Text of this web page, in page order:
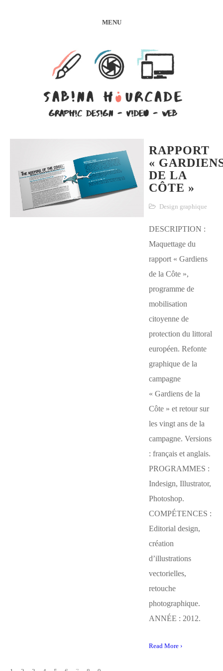
MENU
RAPPORT
«
DE LA
CÔTE »
Design graphique
DESCRIPTION :
Maquettage du
rapport « Gardiens
de la Côte »,
programme de
mobilisation
citoyenne de
protection du littoral
européen. Refonte
graphique de la
campagne
« Gardiens de la
Côte » et retour sur
les vingt ans de la
campagne. Versions
: français et anglais.
PROGRAMMES :
Indesign, Illustrator,
Photoshop.
COMPÉTENCES :
Editorial design,
création
d’illustrations
vectorielles,
retouche
photographique.
ANNÉE : 2012.
Read More ›